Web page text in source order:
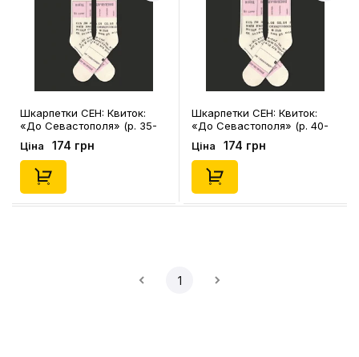
Шкарпетки CEH: Квиток:
«До Севастополя» (р. 35-
39), (91340)
Ціна 174 грн
Шкарпетки CEH: Квиток:
«До Севастополя» (р. 40-
45), (91341)
Ціна 174 грн
1